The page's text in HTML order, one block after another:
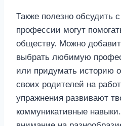
Также полезно обсудить
профессии могут
обществу. Можно
выбрать любимую
или придумать историю
своих родителей на
упражнения развивают
коммуникативные